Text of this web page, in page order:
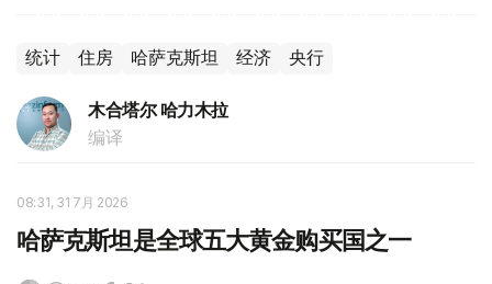
统计 住房 哈萨克斯坦 经济 央行
木合塔尔 哈力木拉
编译
08:31, 31 7月 2026
哈萨克斯坦是全球五大黄金购买国之一